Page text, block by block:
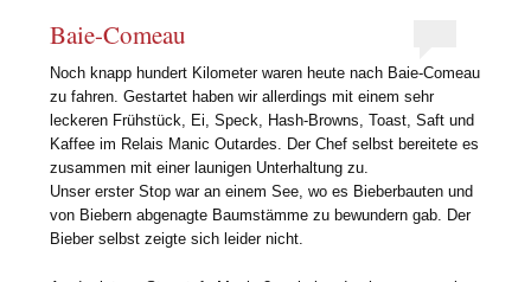
Baie-Comeau
Noch knapp hundert Kilometer waren heute nach Baie-Comeau
zu fahren. Gestartet haben wir allerdings mit einem sehr
leckeren Frühstück, Ei, Speck, Hash-Browns, Toast, Saft und
Kaffee im Relais Manic Outardes. Der Chef selbst bereitete es
zusammen mit einer launigen Unterhaltung zu.
Unser erster Stop war an einem See, wo es Bieberbauten und
von Biebern abgenagte Baumstämme zu bewundern gab. Der
Bieber selbst zeigte sich leider nicht.